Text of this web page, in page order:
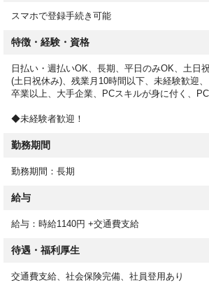
＜応募後の流れ＞
①オンラインで登録（来社は不要です！）
②条件に合ったお仕事をお電話またはメール
③事前に職場見学
④就業スタート
スマホで登録手続き可能
特徴・経験・資格
日払い・週払いOK、長期、平日のみOK、土日
(土日祝休み)、残業月10時間以下、未経験歓迎
卒業以上、大手企業、PCスキルが身に付く、
◆未経験者歓迎！
勤務期間
勤務期間：長期
給与
給与：時給1140円 +交通費支給
待遇・福利厚生
交通費支給、社会保険完備、社員登用あり